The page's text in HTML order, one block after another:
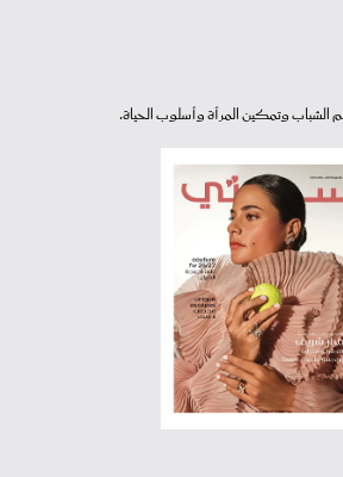
الشباب وتمكين المرأة وأسلوب الحياة.